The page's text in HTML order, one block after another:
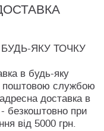
ЯКУ ТОЧКУ
в будь-яку
поштовою службою
доставка в
безкоштовно при
від 5000 грн.